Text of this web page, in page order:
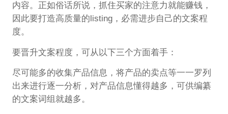
内容。正如俗话所说，抓住买家的注意力就能赚钱，
因此要打造高质量的listing，必需进步自己的文案程
度。
要晋升文案程度，可从以下三个方面着手：
尽可能多的收集产品信息，将产品的卖点等一一罗列
出来进行逐一分析，对产品信息懂得越多，可供编纂
的文案词组就越多。